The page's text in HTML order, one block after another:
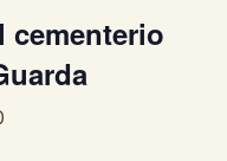
cementerio